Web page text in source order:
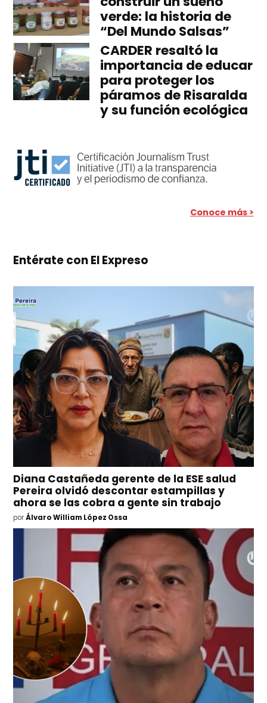
verde: la historia de
“Del Mundo Salsas”
CARDER resaltó la
importancia de educar
para proteger los
páramos de Risaralda
y su función ecológica
Conoce más >
Entérate con El Expreso
Diana Castañeda gerente de la ESE salud
Pereira olvidó descontar estampillas y
ahora se las cobra a gente sin trabajo
por Álvaro William López Ossa